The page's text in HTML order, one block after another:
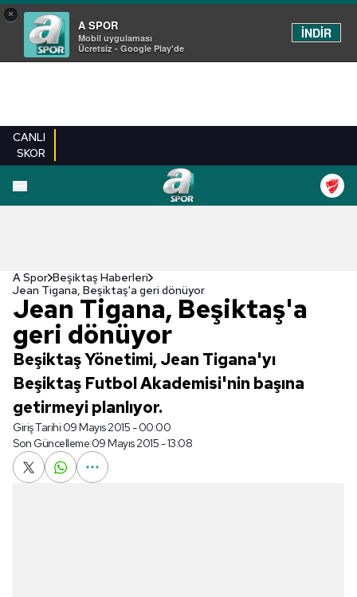
×
A SPOR
Mobil uygulaması
Ücretsiz - Google Play'de
İNDİR
CANLI
SKOR
A Spor Beşiktaş Haberleri
Jean Tigana, Beşiktaş'a geri dönüyor
Jean Tigana, Beşiktaş'a
geri dönüyor
Beşiktaş Yönetimi, Jean Tigana'yı
Beşiktaş Futbol Akademisi'nin başına
getirmeyi planlıyor.
Giriş Tarihi:09 Mayıs 2015 - 00:00
Son Güncelleme:09 Mayıs 2015 - 13:08